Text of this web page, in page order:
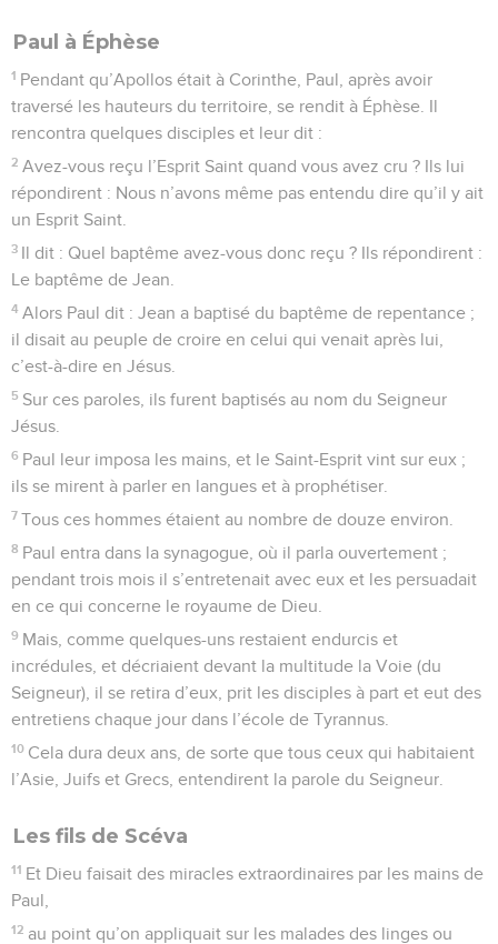
Paul à Éphèse
1 Pendant qu’Apollos était à Corinthe, Paul, après avoir
traversé les hauteurs du territoire, se rendit à Éphèse. Il
rencontra quelques disciples et leur dit :
2 Avez-vous reçu l’Esprit Saint quand vous avez cru ? Ils lui
répondirent : Nous n’avons même pas entendu dire qu’il y ait
un Esprit Saint.
3 Il dit : Quel baptême avez-vous donc reçu ? Ils répondirent :
Le baptême de Jean.
4 Alors Paul dit : Jean a baptisé du baptême de repentance ;
il disait au peuple de croire en celui qui venait après lui,
c’est-à-dire en Jésus.
5 Sur ces paroles, ils furent baptisés au nom du Seigneur
Jésus.
6 Paul leur imposa les mains, et le Saint-Esprit vint sur eux ;
ils se mirent à parler en langues et à prophétiser.
7 Tous ces hommes étaient au nombre de douze environ.
8 Paul entra dans la synagogue, où il parla ouvertement ;
pendant trois mois il s’entretenait avec eux et les persuadait
en ce qui concerne le royaume de Dieu.
9 Mais, comme quelques-uns restaient endurcis et
incrédules, et décriaient devant la multitude la Voie (du
Seigneur), il se retira d’eux, prit les disciples à part et eut des
entretiens chaque jour dans l’école de Tyrannus.
10 Cela dura deux ans, de sorte que tous ceux qui habitaient
l’Asie, Juifs et Grecs, entendirent la parole du Seigneur.
Les fils de Scéva
11 Et Dieu faisait des miracles extraordinaires par les mains de
Paul,
12 au point qu’on appliquait sur les malades des linges ou